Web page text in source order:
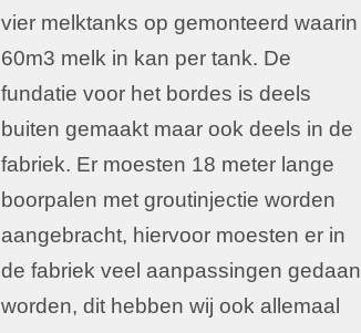
vier melktanks op gemonteerd waarin
60m3 melk in kan per tank. De
fundatie voor het bordes is deels
buiten gemaakt maar ook deels in de
fabriek. Er moesten 18 meter lange
boorpalen met groutinjectie worden
aangebracht, hiervoor moesten er in
de fabriek veel aanpassingen gedaan
worden, dit hebben wij ook allemaal